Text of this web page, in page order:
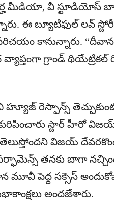
మీడియా, వీ స్టూడియోస్
ఈ బ్యూటిఫుల్ లవ్
పరిచయం కానున్నారు.
గ్రాండ్ థియేట్రికల్
హ్యూజ్ రెస్పాన్స్
స్టార్ హీరో
విజయ్
తనకు బాగా
మూవీ పెద్ద సక్సెస్
అందజేశారు.